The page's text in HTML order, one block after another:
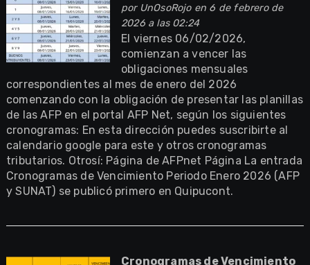
por UnOsoRojoen 6 de febrero de
2026 a las 02:24
El viernes 06/02/2026,
comienzan a vencer las
obligaciones mensuales
correspondientes al mes de enero del 2026
comenzando con la obligación de presentar las planillas
de las AFP en el portal AFP Net, según los siguientes
cronogramas: En esta dirección puedes suscribirte al
calendario google para este y otros cronogramas
tributarios. Otrosí: Página de AFPnet Página La entrada
Cronogramas de Vencimiento Periodo Enero 2026 (AFP
y SUNAT) se publicó primero en Quipucont.
Cronogramas de Vencimiento